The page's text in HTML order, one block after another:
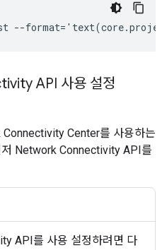
--
API 사용 설정
Center를 사용하는
Network Connectivity API를
API를 사용 설정하려면 다